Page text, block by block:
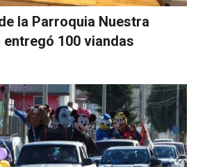
la Parroquia Nuestra
entregó 100 viandas